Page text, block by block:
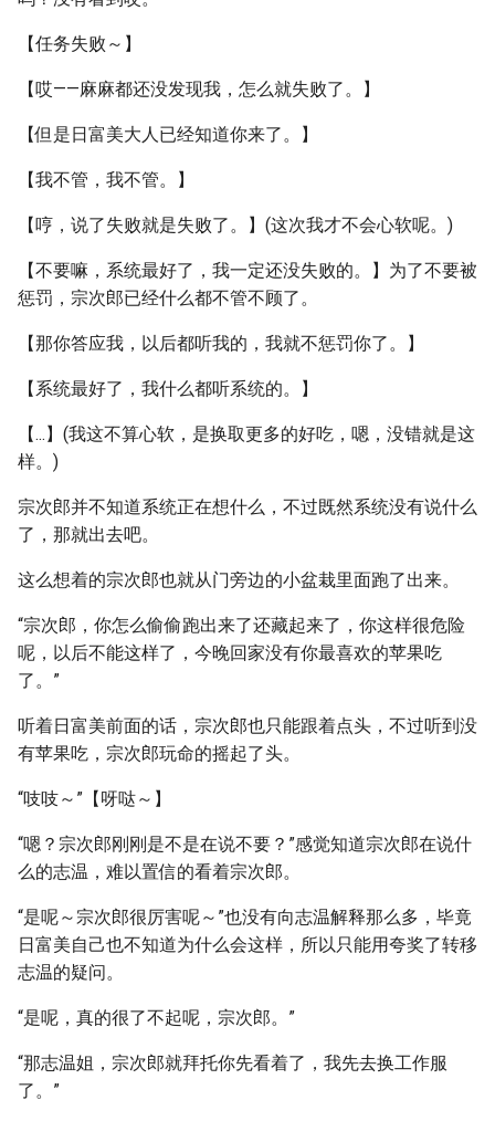
【任务失败～】
【哎——麻麻都还没发现我，怎么就失败了。】
【但是日富美大人已经知道你来了。】
【我不管，我不管。】
【哼，说了失败就是失败了。】(这次我才不会心软呢。)
【不要嘛，系统最好了，我一定还没失败的。】为了不要被
惩罚，宗次郎已经什么都不管不顾了。
【那你答应我，以后都听我的，我就不惩罚你了。】
【系统最好了，我什么都听系统的。】
【...】(我这不算心软，是换取更多的好吃，嗯，没错就是这
样。)
宗次郎并不知道系统正在想什么，不过既然系统没有说什么
了，那就出去吧。
这么想着的宗次郎也就从门旁边的小盆栽里面跑了出来。
“宗次郎，你怎么偷偷跑出来了还藏起来了，你这样很危险
呢，以后不能这样了，今晚回家没有你最喜欢的苹果吃
了。”
听着日富美前面的话，宗次郎也只能跟着点头，不过听到没
有苹果吃，宗次郎玩命的摇起了头。
“吱吱～”【呀哒～】
“嗯？宗次郎刚刚是不是在说不要？”感觉知道宗次郎在说什
么的志温，难以置信的看着宗次郎。
“是呢～宗次郎很厉害呢～”也没有向志温解释那么多，毕竟
日富美自己也不知道为什么会这样，所以只能用夸奖了转移
志温的疑问。
“是呢，真的很了不起呢，宗次郎。”
“那志温姐，宗次郎就拜托你先看着了，我先去换工作服
了。”